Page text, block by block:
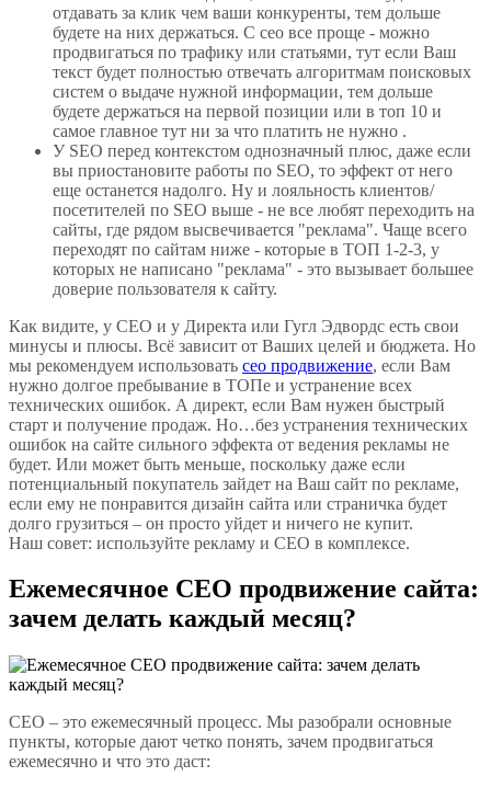
отдавать за клик чем ваши конкуренты, тем дольше
будете на них держаться. С сео все проще - можно
продвигаться по трафику или статьями, тут если Ваш
текст будет полностью отвечать алгоритмам поисковых
систем о выдаче нужной информации, тем дольше
будете держаться на первой позиции или в топ 10 и
самое главное тут ни за что платить не нужно .
У SEO перед контекстом однозначный плюс, даже если
вы приостановите работы по SEO, то эффект от него
еще останется надолго. Ну и лояльность клиентов/
посетителей по SEO выше - не все любят переходить на
сайты, где рядом высвечивается "реклама". Чаще всего
переходят по сайтам ниже - которые в ТОП 1-2-3, у
которых не написано "реклама" - это вызывает большее
доверие пользователя к сайту.
Как видите, у СЕО и у Директа или Гугл Эдвордс есть свои
минусы и плюсы. Всё зависит от Ваших целей и бюджета. Но
мы рекомендуем использовать сео продвижение, если Вам
нужно долгое пребывание в ТОПе и устранение всех
технических ошибок. А директ, если Вам нужен быстрый
старт и получение продаж. Но…без устранения технических
ошибок на сайте сильного эффекта от ведения рекламы не
будет. Или может быть меньше, поскольку даже если
потенциальный покупатель зайдет на Ваш сайт по рекламе,
если ему не понравится дизайн сайта или страничка будет
долго грузиться – он просто уйдет и ничего не купит.
Наш совет: используйте рекламу и СЕО в комплексе.
Ежемесячное СЕО продвижение сайта:
зачем делать каждый месяц?
СЕО – это ежемесячный процесс. Мы разобрали основные
пункты, которые дают четко понять, зачем продвигаться
ежемесячно и что это даст: